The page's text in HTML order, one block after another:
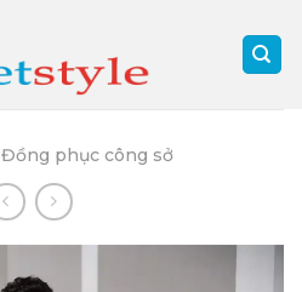
Đồng phục công sở